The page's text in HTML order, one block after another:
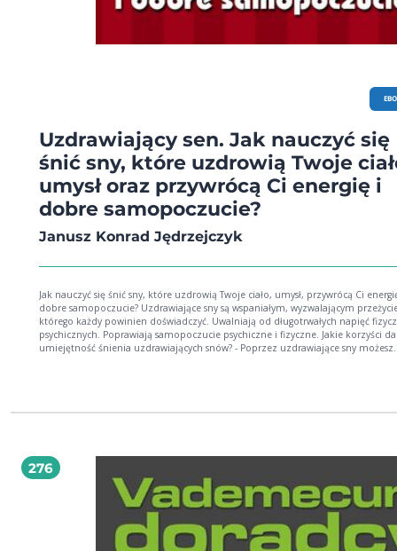
Uzdrawiający sen. Jak nauczyć się
śnić sny, które uzdrowią Twoje
umysł oraz przywrócą Ci energię i
dobre samopoczucie?
Janusz Konrad Jędrzejczyk
Jak nauczyć się śnić sny, które uzdrowią Twoje ciało, umysł, przywrócą Ci
dobre samopoczucie? Uzdrawiające sny są wspaniałym, wyzwalającym przeżyciem,
którego każdy powinien doświadczyć. Uwalniają od długotrwałych napięć
psychicznych. Poprawiają samopoczucie psychiczne i fizyczne. Jakie korzyści da Ci
umiejętność śnienia uzdrawiających snów? - Poprzez uzdrawiające sny możesz
fizycznego i psychicznego. - Dzięki uzdrawiającym snom przekonasz się, że sen może
życie staje się przyjemne, twórcze i radosne. Uzdrawiające sny mogą zmienić
życie łatwiej niż myślisz i w dużo większym stopniu, niż sobie wyobrażasz. "Jak
wykorzystać sen do uwolnienia się od stresu, zmęczenia oraz zwiększyć swoją
te i wiele innych praktycznych wskazówek uzyskać można, czytając tę książkę.
nie zmarnowany czas!" Sławek, elektronik
276